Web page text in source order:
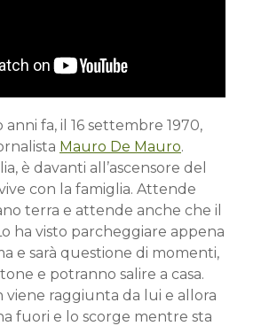
fa, il 16 settembre 1970,
Mauro De Mauro.
è davanti all’ascensore del
con la famiglia. Attende
terra e attende anche che il
ha visto parcheggiare appena
e sarà questione di momenti,
e potranno salire a casa.
viene raggiunta da lui e allora
fuori e lo scorge mentre sta